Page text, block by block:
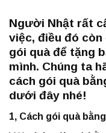
Người Nhật rất
việc, điều đó
gói quà để tặng
mình. Chúng ta
cách gói quà
dưới đây nhé!
1, Cách gói quà